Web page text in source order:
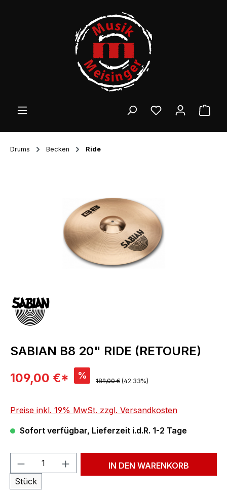
Drums Becken Ride
SABIAN B8 20" RIDE (RETOURE)
Verkaufspreis:
109,00 €* % Regulärer Preis:
189,00 € (42.33%)
Preise inkl. 19% MwSt. zzgl. Versandkosten
Sofort verfügbar, Lieferzeit i.d.R. 1-2 Tage
Produkt Anzahl: Gib den
Stück
IN DEN WARENKORB